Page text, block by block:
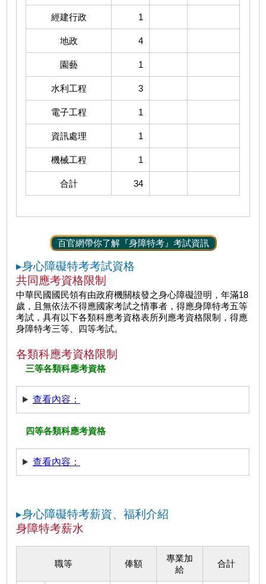
經建行政 1
地政 4
園藝 1
水利工程 3
電子工程 1
資訊處理 1
機械工程 1
合計 34
百官網帶你了解『身障特考』考試資訊
▸身心障礙特考考試資格
共同應考資格限制
中華民國國民領有由政府機關核發之身心障礙證明，年滿18
歲，且無依法不得應國家考試之情事者，得應身障特考五等
考試，具有以下各類科應考資格表所列應考資格限制，得應
身障特考三等、四等考試。
各類科應考資格限制
三等各類科應考資格
查看內容：
四等各類科應考資格
查看內容：
▸身心障礙特考薪資、福利介紹
身障特考薪水
職等 俸額
專業加
給
合計